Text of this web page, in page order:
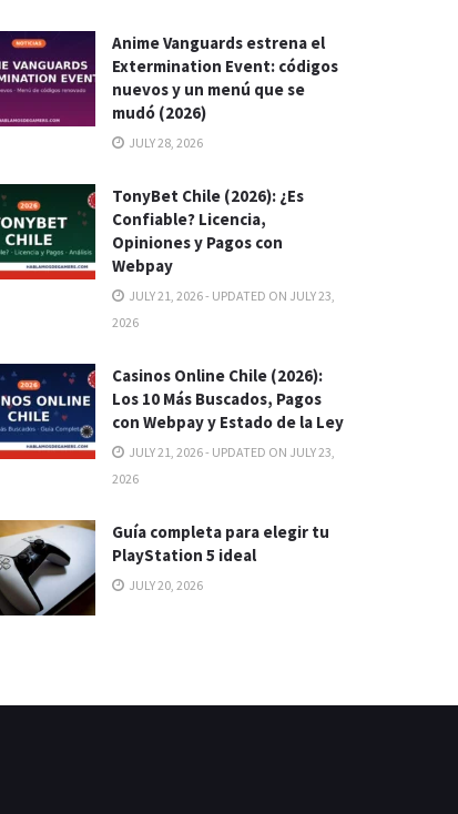
Anime Vanguards estrena el
Extermination Event: códigos
nuevos y un menú que se
mudó (2026)
JULY 28, 2026
TonyBet Chile (2026): ¿Es
Confiable? Licencia,
Opiniones y Pagos con
Webpay
JULY 21, 2026 - UPDATED ON JULY 23,
2026
Casinos Online Chile (2026):
Los 10 Más Buscados, Pagos
con Webpay y Estado de la Ley
JULY 21, 2026 - UPDATED ON JULY 23,
2026
Guía completa para elegir tu
PlayStation 5 ideal
JULY 20, 2026